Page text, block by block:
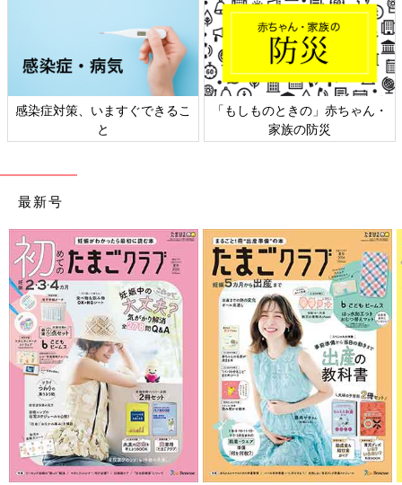
に行ったのかな？”など、タイミングよく体の話ができますよ
ね。子どもたちに伝えるときは、タイミングも大切です。タイミ
ングよく体の話ができるのは、家庭ならではです」（瀬戸山先
生）
体をテーマにした絵本やパズルを使って伝えよう
「体の学び方には正解はないのですが、家庭では体をテーマにし
た絵本やパズルを使いながら、日常の中で体について話をするの
がいいのではないでしょうか。絵本やパズルは、子どもが“手に
取りたい！”と思ったときに、自由に手に取れるような場所に置
いておくといいと思います。
また、NPO法人からだフシギでは絵本セットを出していて、そ
の中に『おとこのこ おんなのこ－生殖器系―』というタイトル
の絵本があります。性教育という呼び方もありますが、NPO法
人からだフシギでは「生殖器系」も「消化器系」「循環器系」と
同じ体の一部と考えています。生殖器系の話も、改まって話をす
るよりも日常的に消化器系や循環器系の話と同様に、気づいたと
きに自然に話ができるのがいいのではないでしょうか」（瀬戸山
先生）
感染症対策、いますぐできるこ
と
「もしものときの」赤ちゃん・
家族の防災
最新号